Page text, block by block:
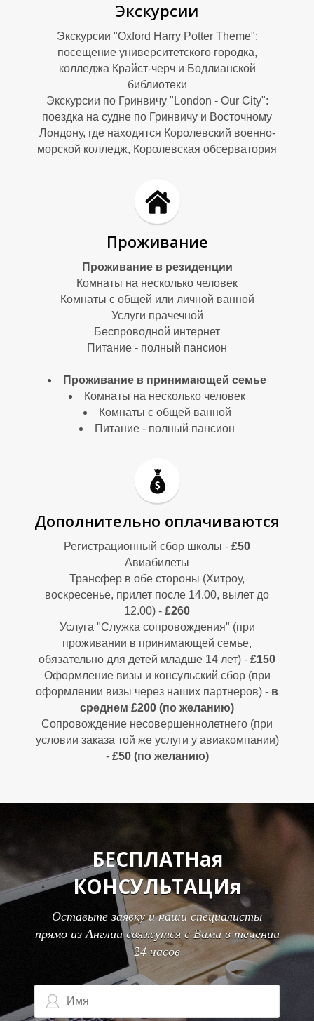
М
М
Ы
Экскурсии
Экскурсии "Oxford Harry Potter Theme":
посещение университетского городка,
колледжа Крайст-черч и Бодлианской
библиотеки
Экскурсии по Гринвичу "London - Our City":
поездка на судне по Гринвичу и Восточному
Лондону, где находятся Королевский военно-
морской колледж, Королевская обсерватория
Проживание
Проживание в резиденции
Комнаты на несколько человек
Комнаты с общей или личной ванной
Услуги прачечной
Беспроводной интернет
Питание - полный пансион
Проживание в принимающей семье
Комнаты на несколько человек
Комнаты с общей ванной
Питание - полный пансион
Дополнительно оплачиваются
Регистрационный сбор школы - £50
Авиабилеты
Трансфер в обе стороны (Хитроу,
воскресенье, прилет после 14.00, вылет до
12.00) - £260
Услуга "Служка сопровождения" (при
проживании в принимающей семье,
обязательно для детей младше 14 лет) - £150
Оформление визы и консульский сбор (при
оформлении визы через наших партнеров) - в
среднем £200 (по желанию)
Сопровождение несовершеннолетнего (при
условии заказа той же услуги у авиакомпании)
- £50 (по желанию)
БЕСПЛАТНая
КОНСУЛЬТАЦИя
Оставьте заявку и наши специалисты
прямо из Англии свяжутся с Вами в течении
24 часов
М
М
Ы